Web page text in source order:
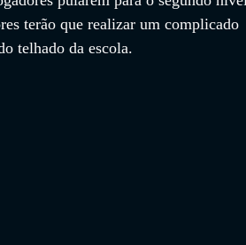
terão que realizar um complicado
telhado da escola.